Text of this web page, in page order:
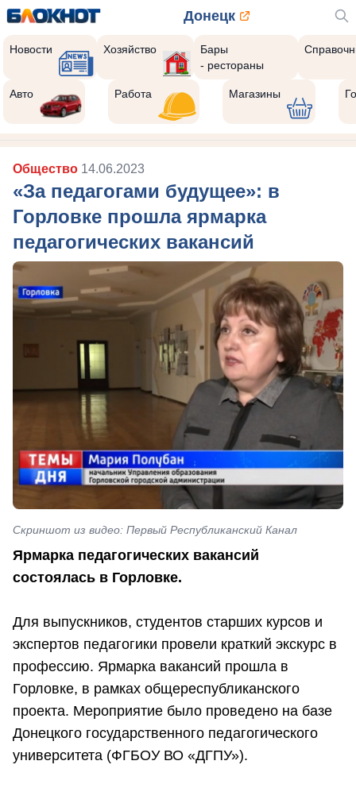
Донецк
Новости Хозяйство
Бары
- рестораны
Авто Работа Магазины
Общество 14.06.2023
«За педагогами будущее»: в
Горловке прошла ярмарка
педагогических вакансий
Скриншот из видео: Первый Республиканский Канал
Ярмарка педагогических вакансий
состоялась в Горловке.
Для выпускников, студентов старших курсов и
экспертов педагогики провели краткий экскурс в
профессию. Ярмарка вакансий прошла в
Горловке, в рамках общереспубликанского
проекта. Мероприятие было проведено на базе
Донецкого государственного педагогического
университета (ФГБОУ ВО «ДГПУ»).